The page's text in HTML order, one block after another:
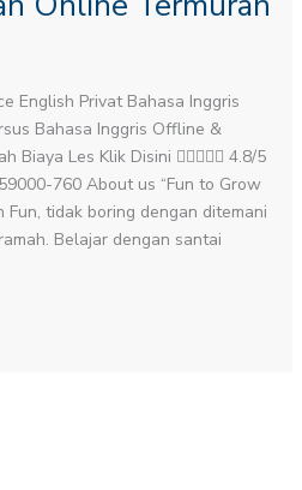
English​ Privat Bahasa Inggris
Bahasa Inggris Offline &
Biaya Les Klik Disini  4.8/5
760 About us “Fun to Grow
Fun, tidak boring dengan ditemani
Belajar dengan santai